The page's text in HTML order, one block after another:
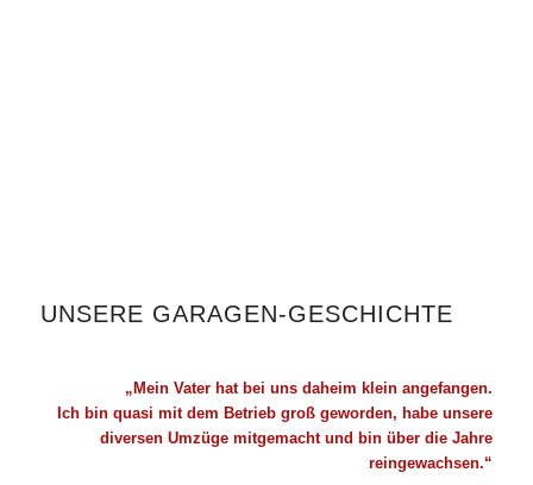
UNSERE GARAGEN-GESCHICHTE
„Mein Vater hat bei uns daheim klein angefangen.
Ich bin quasi mit dem Betrieb groß geworden, habe unsere
diversen Umzüge mitgemacht und bin über die Jahre
reingewachsen.“